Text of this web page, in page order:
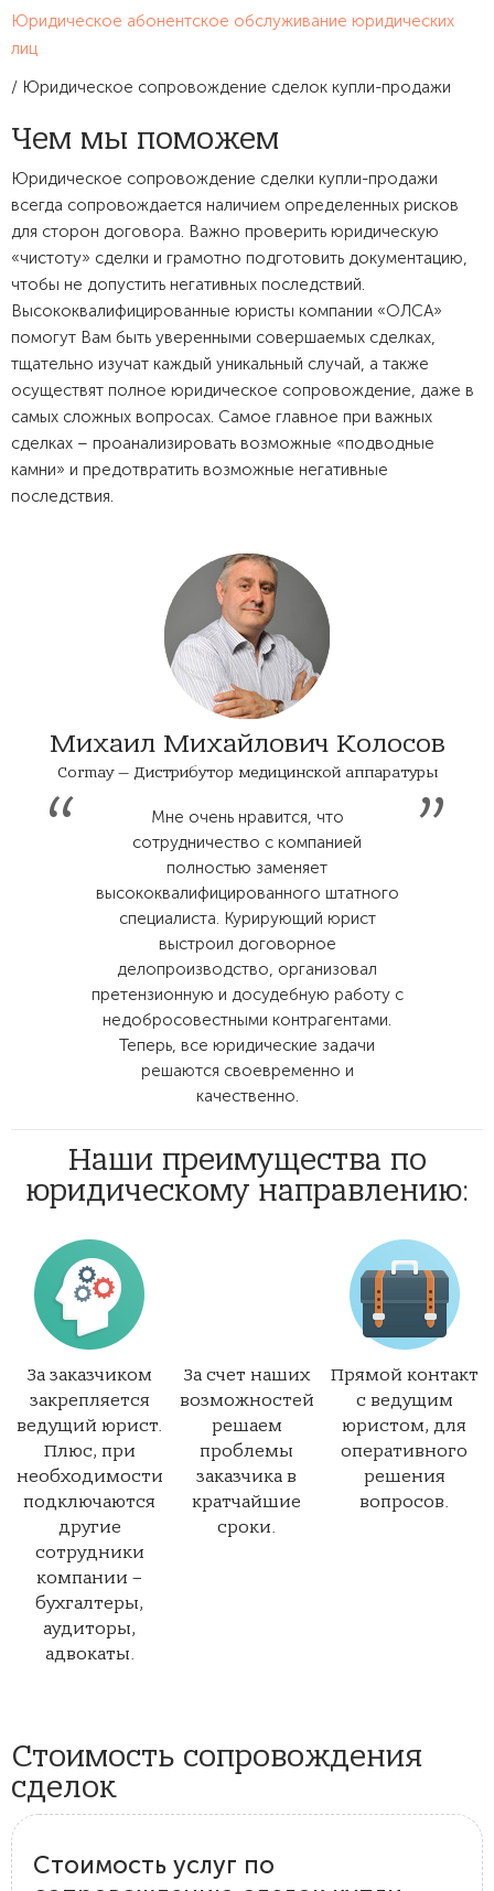
Юридическое абонентское обслуживание юридических
лиц
/ Юридическое сопровождение сделок купли-продажи
Чем мы поможем
Юридическое сопровождение сделки купли-продажи
всегда сопровождается наличием определенных рисков
для сторон договора. Важно проверить юридическую
«чистоту» сделки и грамотно подготовить документацию,
чтобы не допустить негативных последствий.
Высококвалифицированные юристы компании «ОЛСА»
помогут Вам быть уверенными совершаемых сделках,
тщательно изучат каждый уникальный случай, а также
осуществят полное юридическое сопровождение, даже в
самых сложных вопросах. Самое главное при важных
сделках – проанализировать возможные «подводные
камни» и предотвратить возможные негативные
последствия.
Михаил Михайлович Колосов
Cormay — Дистрибутор медицинской аппаратуры
Мне очень нравится, что
сотрудничество с компанией
полностью заменяет
высококвалифицированного штатного
специалиста. Курирующий юрист
выстроил договорное
делопроизводство, организовал
претензионную и досудебную работу с
недобросовестными контрагентами.
Теперь, все юридические задачи
решаются своевременно и
качественно.
Наши преимущества по
юридическому направлению:
За заказчиком
закрепляется
ведущий юрист.
Плюс, при
необходимости
подключаются
другие
сотрудники
компании –
бухгалтеры,
аудиторы,
адвокаты.
За счет наших
возможностей
решаем
проблемы
заказчика в
кратчайшие
сроки.
Прямой контакт
с ведущим
юристом, для
оперативного
решения
вопросов.
Стоимость сопровождения
сделок
Стоимость услуг по